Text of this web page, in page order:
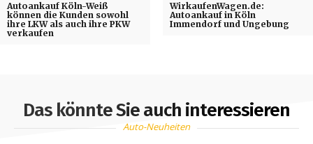
Autoankauf Köln-Weiß
können die Kunden sowohl
ihre LKW als auch ihre PKW
verkaufen
WirkaufenWagen.de:
Autoankauf in Köln
Immendorf und Ungebung
Das könnte Sie auch interessieren
Auto-Neuheiten